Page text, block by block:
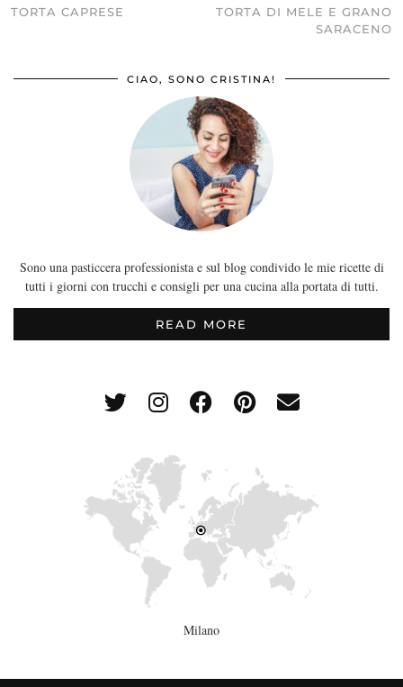
TORTA CAPRESE
TORTA DI MELE E GRANO
SARACENO
CIAO, SONO CRISTINA!
Sono una pasticcera professionista e sul blog condivido le mie ricette di
tutti i giorni con trucchi e consigli per una cucina alla portata di tutti.
READ MORE
Milano